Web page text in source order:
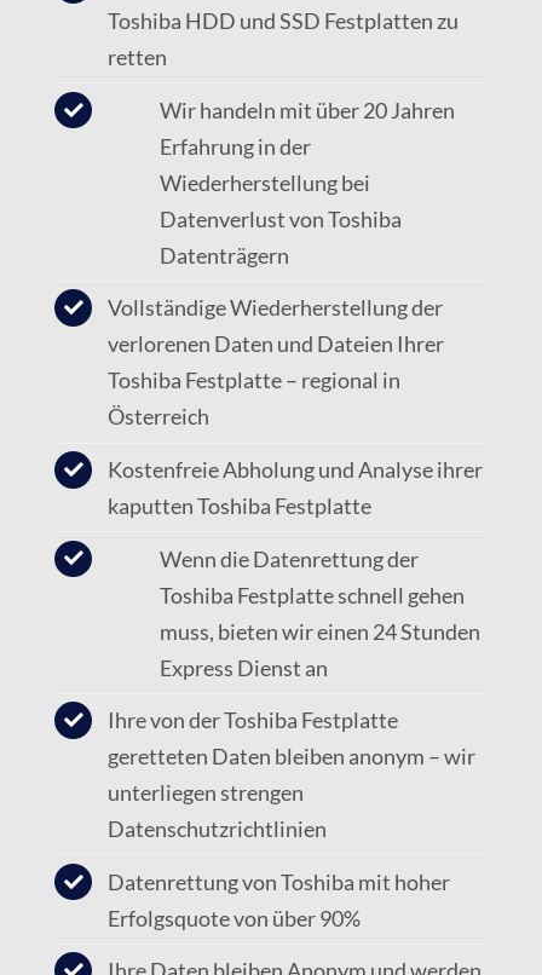
Toshiba HDD und SSD Festplatten zu
retten
Wir handeln mit über 20 Jahren
Erfahrung in der
Wiederherstellung bei
Datenverlust von Toshiba
Datenträgern
Vollständige Wiederherstellung der
verlorenen Daten und Dateien Ihrer
Toshiba Festplatte – regional in
Österreich
Kostenfreie Abholung und Analyse ihrer
kaputten Toshiba Festplatte
Wenn die Datenrettung der
Toshiba Festplatte schnell gehen
muss, bieten wir einen 24 Stunden
Express Dienst an
Ihre von der Toshiba Festplatte
geretteten Daten bleiben anonym – wir
unterliegen strengen
Datenschutzrichtlinien
Datenrettung von Toshiba mit hoher
Erfolgsquote von über 90%